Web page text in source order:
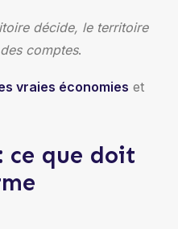
décide, le territoire
comptes.
vraies économies et
ce que doit